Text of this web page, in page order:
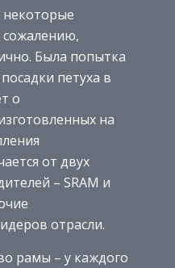
сожалению,
Была попытка
петуха в
о
на
от двух
– SRAM и
отрасли.
рамы – у каждого